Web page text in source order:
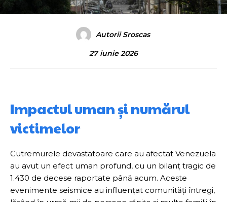
Autorii Sroscas
27 iunie 2026
Impactul uman și numărul
victimelor
Cutremurele devastatoare care au afectat Venezuela
au avut un efect uman profund, cu un bilanț tragic de
1.430 de decese raportate până acum. Aceste
evenimente seismice au influențat comunități întregi,